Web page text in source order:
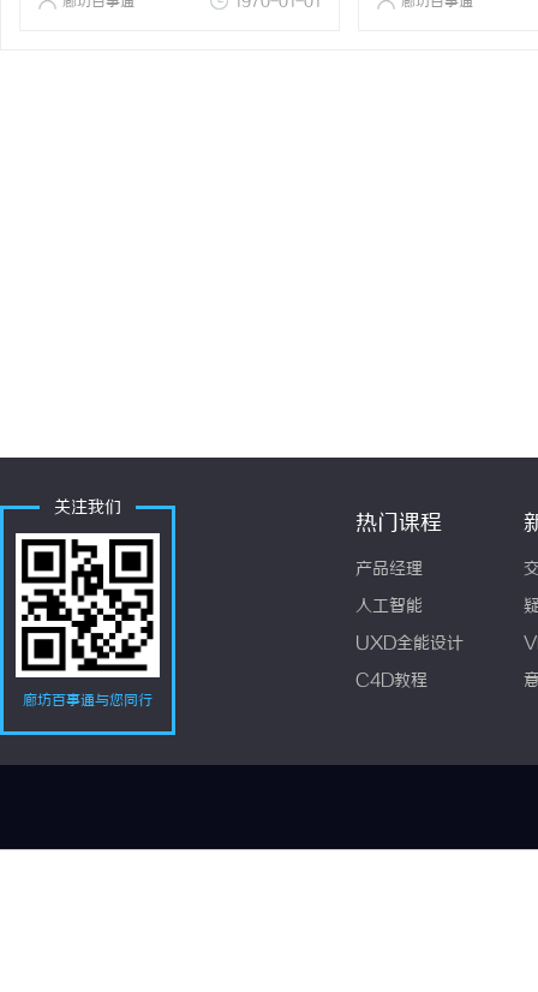
关注我们
廊坊百事通与您同行
热门课程
产品经理
人工智能
UXD全能设计
C4D教程